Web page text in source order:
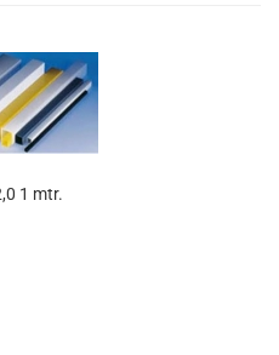
1 mtr.